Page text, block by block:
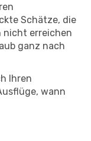
Schätze, die
nicht erreichen
ganz nach
Ihren
wann